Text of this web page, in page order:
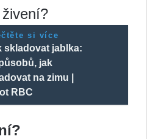
si více
skladovat jablka:
jak
na zimu |
RBC